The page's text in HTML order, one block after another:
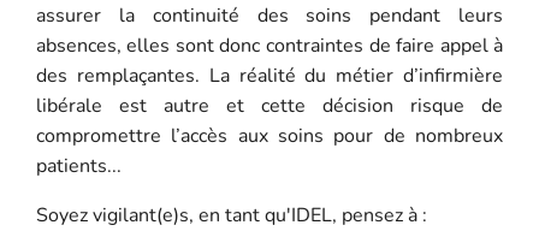
assurer la continuité des soins pendant leurs
absences, elles sont donc contraintes de faire appel à
des remplaçantes. La réalité du métier d’infirmière
libérale est autre et cette décision risque de
compromettre l’accès aux soins pour de nombreux
patients...
Soyez vigilant(e)s, en tant qu'IDEL, pensez à :